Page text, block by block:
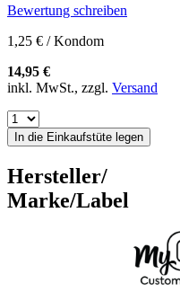
Bewertung schreiben
1,25 € / Kondom
14,95 €
inkl. MwSt., zzgl. Versand
In die Einkaufstüte legen
Hersteller/
Marke/Label